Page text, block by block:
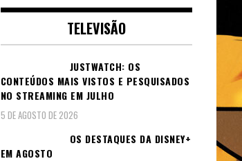
TELEVISÃO
JUSTWATCH: OS
CONTEÚDOS MAIS VISTOS E PESQUISADOS
NO STREAMING EM JULHO
5 DE AGOSTO DE 2026
OS DESTAQUES DA DISNEY+
EM AGOSTO